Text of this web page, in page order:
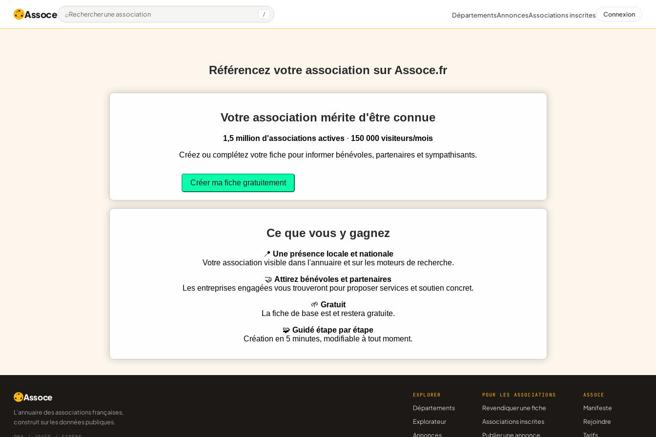
Assoce Rechercher une association / DépartementsAnnoncesAssociations inscrites Connexion
Référencez votre association sur Assoce.fr
Votre association mérite d'être connue
1,5 million d'associations actives · 150 000 visiteurs/mois
Créez ou complétez votre fiche pour informer bénévoles, partenaires et sympathisants.
Créer ma fiche gratuitement
Ce que vous y gagnez
Une présence locale et nationale
Votre association visible dans l'annuaire et sur les moteurs de recherche.
Attirez bénévoles et partenaires
Les entreprises engagées vous trouveront pour proposer services et soutien concret.
Gratuit
La fiche de base est et restera gratuite.
Guidé étape par étape
Création en 5 minutes, modifiable à tout moment.
Assoce
L'annuaire des associations françaises,
construit sur les données publiques.
EXPLORER
Départements
Explorateur
Annonces
POUR LES ASSOCIATIONS
Revendiquer une fiche
Associations inscrites
Publier une annonce
ASSOCE
Manifeste
Rejoindre
Tarifs